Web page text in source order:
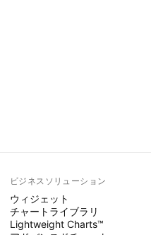
ビジネスソリューション
ウィジェット
チャートライブラリ
Lightweight Charts™